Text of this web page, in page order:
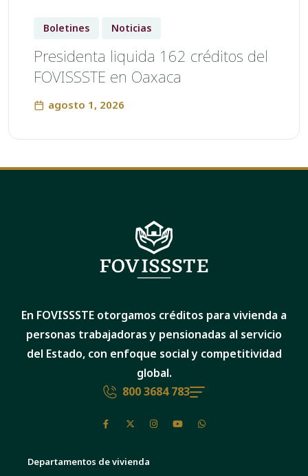
Boletines Noticias
Presidenta liquida 162 créditos del
FOVISSSTE en Oaxaca
agosto 1, 2026
En FOVISSSTE otorgamos créditos para vivienda a
personas trabajadoras y pensionadas al servicio
del Estado, con enfoque social y competitividad
global.
800 3684 783
Departamentos de vivienda